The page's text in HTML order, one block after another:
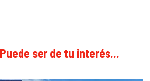
Puede ser de tu interés...